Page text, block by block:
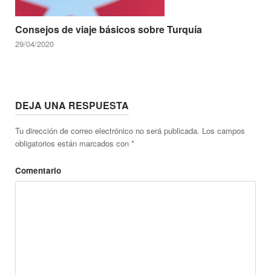
Consejos de viaje básicos sobre Turquía
29/04/2020
DEJA UNA RESPUESTA
Tu dirección de correo electrónico no será publicada. Los campos
obligatorios están marcados con *
Comentario